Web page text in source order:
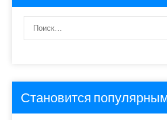
Становится